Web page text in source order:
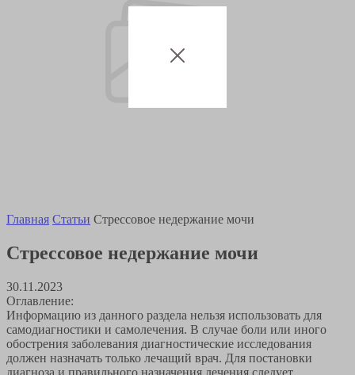
Главная Статьи Стрессовое недержание мочи
Стрессовое недержание мочи
30.11.2023
Оглавление:
Информацию из данного раздела нельзя использовать для
самодиагностики и самолечения. В случае боли или иного
обострения заболевания диагностические исследования
должен назначать только лечащий врач. Для постановки
диагноза и правильного назначения лечения следует